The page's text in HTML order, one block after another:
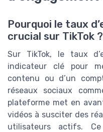
Pourquoi le taux
crucial sur TikTok ?
Sur TikTok, le taux
indicateur clé pour
contenu ou d’un
réseaux sociaux
plateforme met en
vidéos à susciter des
utilisateurs actifs.